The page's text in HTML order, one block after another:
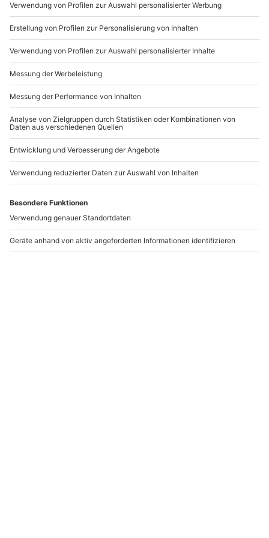
Mo-Fr: 9-17 Uhr
b2b@mydays.de
www.b2b.mydays.de/
Artikelnummer 65730
Andere Produkte entdecken
Aquarellevent
Ernährungsberatung